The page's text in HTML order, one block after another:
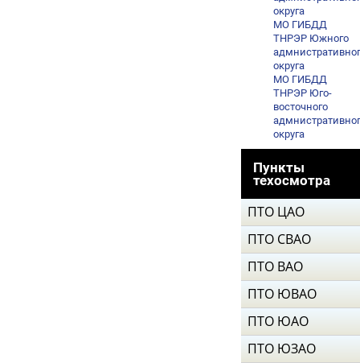
округа
МО ГИБДД
ТНРЭР Южного
округа
МО ГИБДД
ТНРЭР Юго-
восточного
округа
Пункты
техосмотра
ПТО ЦАО
ПТО СВАО
ПТО ВАО
ПТО ЮВАО
ПТО ЮАО
ПТО ЮЗАО